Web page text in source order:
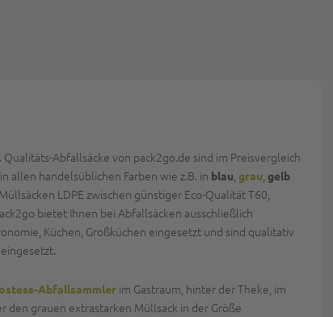
Abfallsäcke von pack2go.de sind im Preisvergleich
allen handelsüblichen Farben wie z.B. in blau, grau, gelb
LDPE zwischen günstiger Eco-Qualität T60,
bietet Ihnen bei Abfallsäcken ausschließlich
Küchen, Großküchen eingesetzt und sind qualitativ
Abfallsammler im Gastraum, hinter der Theke, im
den grauen extrastarken Müllsack in der Größe